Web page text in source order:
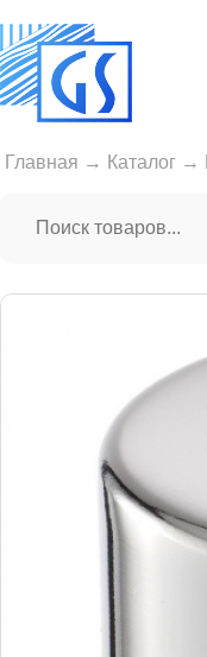
Главная → Каталог →